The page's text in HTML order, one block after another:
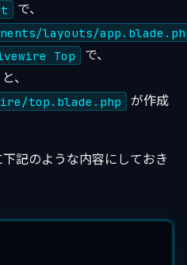
で、
layouts/
Top で、
と、
top.blade.php
が作成
記のような内容にしておき